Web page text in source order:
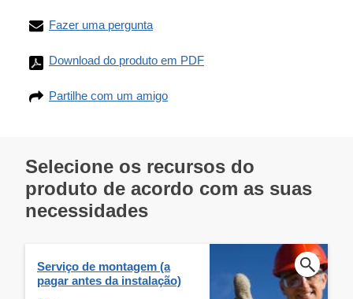
Fazer uma pergunta
Download do produto em PDF
Partilhe com um amigo
Selecione os recursos do
produto de acordo com as suas
necessidades
Serviço de montagem (a
pagar antes da instalação)